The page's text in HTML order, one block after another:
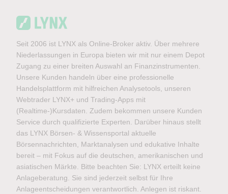
Seit 2006 ist LYNX als Online-Broker aktiv. Über mehrere
Niederlassungen in Europa bieten wir mit nur einem Depot
Zugang zu einer breiten Auswahl an Finanzinstrumenten.
Unsere Kunden handeln über eine professionelle
Handelsplattform mit hilfreichen Analysetools, unseren
Webtrader LYNX+ und Trading-Apps mit
(Realtime-)Kursdaten. Zudem bekommen unsere Kunden
Service durch qualifizierte Experten. Darüber hinaus stellt
das LYNX Börsen- & Wissensportal aktuelle
Börsennachrichten, Marktanalysen und edukative Inhalte
bereit – mit Fokus auf die deutschen, amerikanischen und
asiatischen Märkte. Bitte beachten Sie: LYNX erteilt keine
Anlageberatung. Sie sind jederzeit selbst für Ihre
Anlageentscheidungen verantwortlich. Anlegen ist riskant.